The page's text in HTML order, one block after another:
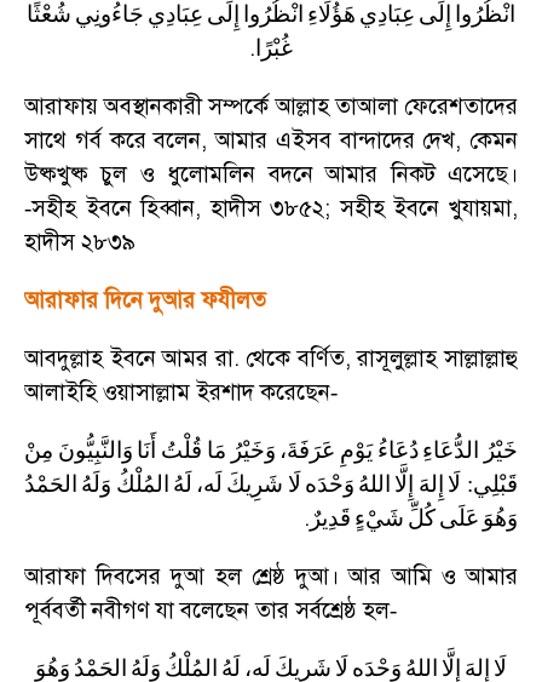
انْظُرُوا
إِلَى عِبَادِي هَؤُلَاءِ انْظُرُوا إِلَى عِبَادِي جَاءُونِي شُعْثًا
غُبْرًا .
আরাফায় অবস্থানকারী সম্পর্কে আল্লাহ তাআলা ফেরেশতাদের
সাথে গর্ব করে বলেন,আমার এইসব বান্দাদের দেখ, কেমন
উষ্কখুষ্ক চুল ও ধুলোমলিন বদনে আমার নিকট এসেছে।
-সহীহ ইবনে হিব্বান,হাদীস ৩৮৫২;সহীহ ইবনে খুযায়মা,
হাদীস ২৮৩৯
আরাফার দিনে দুআর ফযীলত
আবদুল্লাহ ইবনে আমর রা. থেকে বর্ণিত,রাসূলুল্লাহ সাল্লাল্লাহু
আলাইহি ওয়াসাল্লাম ইরশাদ করেছেন-
خَيْرُ الدُّعَاءِ دُعَاءُ يَوْمِ عَرَفَةَ، وَخَيْرُ مَا قُلْتُ أَنَا وَالنَّبِيُّونَ مِنْ
قَبْلِي: لَا إِلهَ إِلَّا اللهُ وَحْدَه لَا شَرِيكَ لَه، لَهُ المُلْكُ وَلَهُ الحَمْدُ
وَهُوَ عَلَىكُلِّ شَيْءٍ قَدِيرٌ .
আরাফা দিবসের দুআ হল শ্রেষ্ঠ দুআ। আর আমি ও আমার
পূর্ববর্তী নবীগণ যা বলেছেন তার সর্বশ্রেষ্ঠ হল-
لَا إِلهَ إِلَّا اللهُ وَحْدَه لَا شَرِيكَ لَه، لَهُ المُلْكُ وَلَهُ الحَمْدُ وَهُوَ